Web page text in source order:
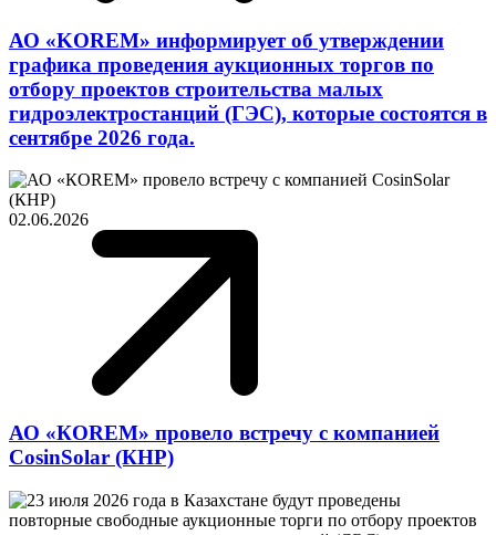
АО «KOREM» информирует об утверждении
графика проведения аукционных торгов по
отбору проектов строительства малых
гидроэлектростанций (ГЭС), которые состоятся в
сентябре 2026 года.
02.06.2026
АО «КОREM» провело встречу с компанией
CosinSolar (КНР)